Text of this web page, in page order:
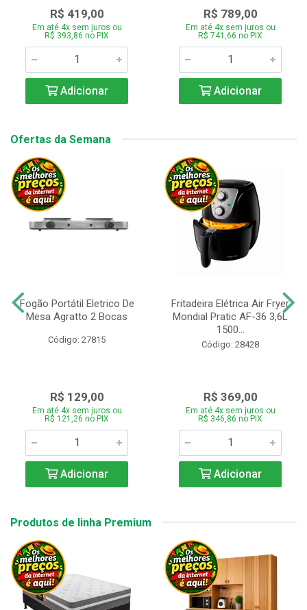
R$ 419,00
Em até 4x sem juros ou
R$ 393,86 no PIX
Adicionar
R$ 789,00
Em até 4x sem juros ou
R$ 741,66 no PIX
Adicionar
Ofertas da Semana
Fogão Portátil Eletrico De
Mesa Agratto 2 Bocas
Código: 27815
R$ 129,00
Em até 4x sem juros ou
R$ 121,26 no PIX
Adicionar
Fritadeira Elétrica Air Fryer
Mondial Pratic AF-36 3,6L
1500...
Código: 28428
R$ 369,00
Em até 4x sem juros ou
R$ 346,86 no PIX
Adicionar
Produtos de linha Premium